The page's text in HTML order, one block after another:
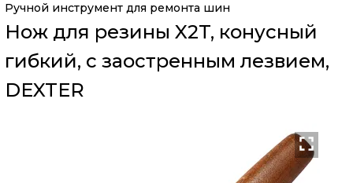
Ручной инструмент для ремонта шин
Нож для резины X2T, конусный
гибкий, с заостренным лезвием,
DEXTER